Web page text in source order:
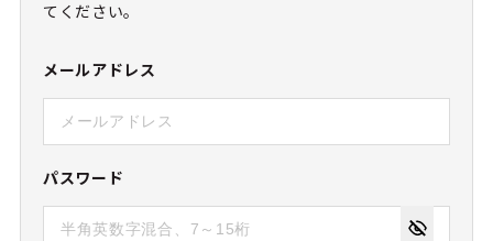
てください。
メールアドレス
パスワード